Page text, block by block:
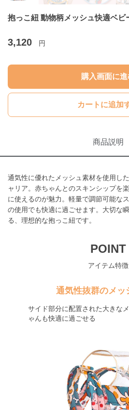
抱っこ紐 動物柄メッシュ快適ベビ
3,120 円
購入画面に進
カートに追加
商品説明
通気性に優れたメッシュ素材を使用し
ャリア。赤ちゃんとのスキンシップを
に使えるのが魅力。軽量で調節可能な
の使用でも快適に過ごせます。大切な
る、理想的な抱っこ紐です。
POINT
アイテム特徴
通気性抜群のメッ
サイド部分に配置された大きな
ゃんも快適に過ごせる